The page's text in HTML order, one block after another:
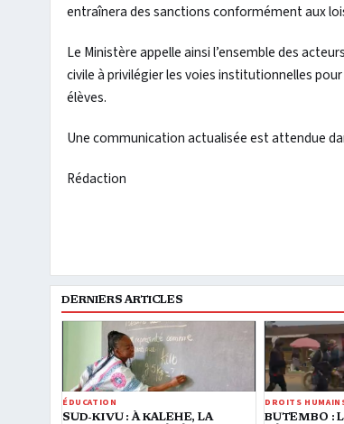
entraînera des sanctions conformément aux
Le Ministère appelle ainsi l’ensemble des
civile à privilégier les voies institutionnelles
élèves.
Une communication actualisée est attendue
Rédaction
DERNIERS ARTICLES
ÉDUCATION
SUD-KIVU : À KALEHE, LA
DROITS
BUTEMBO :